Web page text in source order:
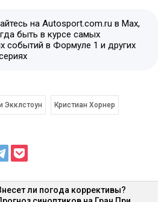
на Autosport.com.ru в Max,
быть в курсе самых
событий в Формуле 1 и других
Экклстоун Кристиан Хорнер
ли погода коррективы?